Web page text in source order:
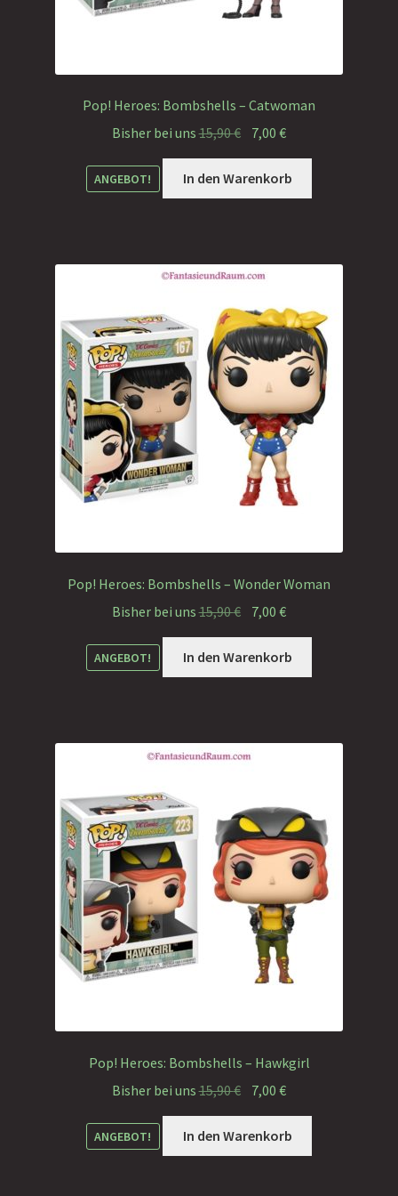
Pop! Heroes: Bombshells – Catwoman
Bisher bei uns15,90€ Ursprünglicher
Preis
war:
15,90 €
7,00€Aktueller
Preis
ist:
7,00 €.
ANGEBOT! In den Warenkorb
Pop! Heroes: Bombshells – Wonder Woman
Bisher bei uns15,90€ Ursprünglicher
war:
15,90 €
7,00€Aktueller
ist:
7,00 €.
ANGEBOT! In den Warenkorb
Pop! Heroes: Bombshells – Hawkgirl
Bisher bei uns15,90€ Ursprünglicher
war:
15,90 €
7,00€Aktueller
ist:
7,00 €.
ANGEBOT! In den Warenkorb